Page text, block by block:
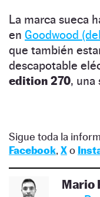
La marca sueca
en Goodwood
que también
descapotable
edition 270, una
Sigue toda la
Facebook, Xo
Mario